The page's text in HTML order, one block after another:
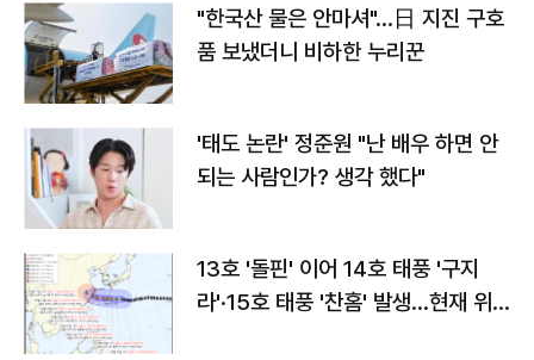
"한국산 물은 안마셔"…日 지진 구호
품 보냈더니 비하한 누리꾼
'태도 논란' 정준원 "난 배우 하면 안
되는 사람인가? 생각 했다"
13호 '돌핀' 이어 14호 태풍 '구지
라'·15호 태풍 '찬홈' 발생…현재 위